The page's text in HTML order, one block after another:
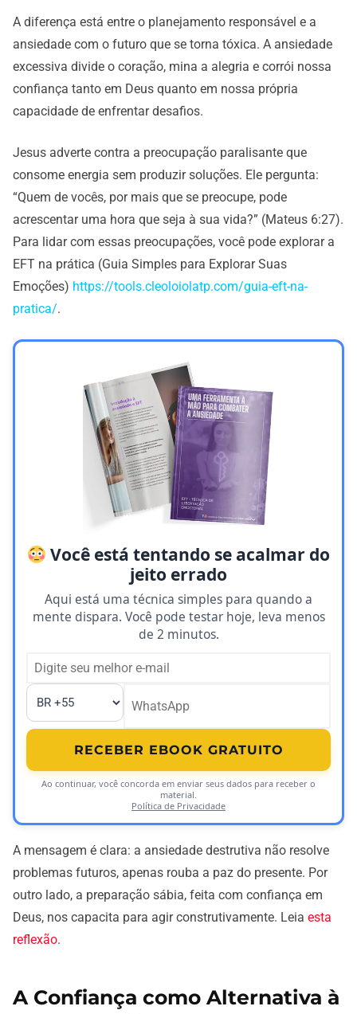
A diferença está entre o planejamento responsável e a
ansiedade com o futuro que se torna tóxica. A ansiedade
excessiva divide o coração, mina a alegria e corrói nossa
confiança tanto em Deus quanto em nossa própria
capacidade de enfrentar desafios.
Jesus adverte contra a preocupação paralisante que
consome energia sem produzir soluções. Ele pergunta:
“Quem de vocês, por mais que se preocupe, pode
acrescentar uma hora que seja à sua vida?” (Mateus 6:27).
Para lidar com essas preocupações, você pode explorar a
EFT na prática (Guia Simples para Explorar Suas
Emoções) https://tools.cleoloiolatp.com/guia-eft-na-
pratica/.
Você está tentando se acalmar do
jeito errado
Aqui está uma técnica simples para quando a
mente dispara. Você pode testar hoje, leva menos
de 2 minutos.
RECEBER EBOOK GRATUITO
Ao continuar, você concorda em enviar seus dados para receber o
material.
Política de Privacidade
A mensagem é clara: a ansiedade destrutiva não resolve
problemas futuros, apenas rouba a paz do presente. Por
outro lado, a preparação sábia, feita com confiança em
Deus, nos capacita para agir construtivamente. Leia esta
reflexão.
A Confiança como Alternativa à